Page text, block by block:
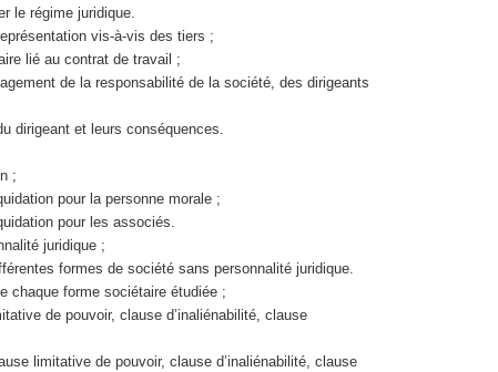
le régime juridique.
vis-à-vis des tiers ;
lié au contrat de travail ;
de la responsabilité de la société, des dirigeants
dirigeant et leurs conséquences.
;
pour la personne morale ;
pour les associés.
juridique ;
formes de société sans personnalité juridique.
chaque forme sociétaire étudiée ;
de pouvoir, clause d’inaliénabilité, clause
limitative de pouvoir, clause d’inaliénabilité, clause